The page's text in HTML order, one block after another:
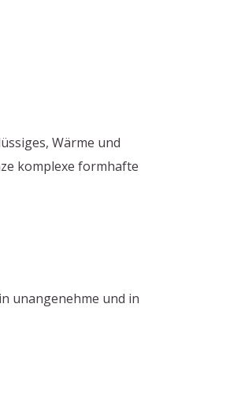
Wärme und
komplexe formhafte
unangenehme und in